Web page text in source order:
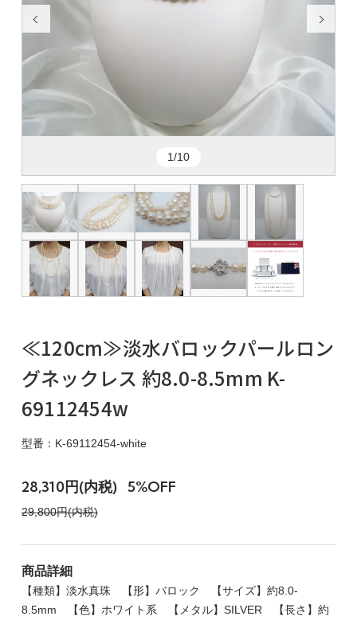
1/10
≪120cm≫淡水バロックパールロン
グネックレス 約8.0-8.5mm K-
69112454w
型番：K-69112454-white
28,310円(内税) 5%OFF
29,800円(内税)
商品詳細
【種類】淡水真珠 【形】バロック 【サイズ】約8.0-
8.5mm 【色】ホワイト系 【メタル】SILVER 【長さ】約